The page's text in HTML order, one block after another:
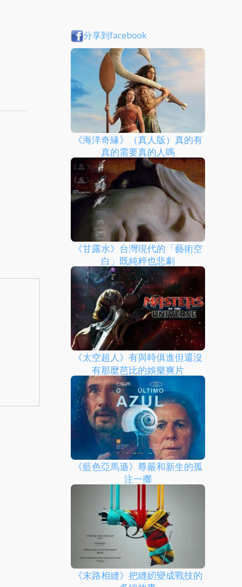
分享到facebook
《海洋奇緣》（真人版）真的有
真的需要真的人嗎
《甘露水》台灣現代的「藝術空
白」既純粹也悲劇
《太空超人》有與時俱進但還沒
有那麼芭比的娛樂爽片
《藍色亞馬遜》尊嚴和新生的孤
注一擲
《末路相縫》把縫紉變成戰技的